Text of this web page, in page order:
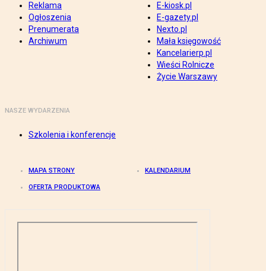
Reklama
Ogłoszenia
Prenumerata
Archiwum
E-kiosk.pl
E-gazety.pl
Nexto.pl
Mała księgowość
Kancelarierp.pl
Wieści Rolnicze
Życie Warszawy
NASZE WYDARZENIA
Szkolenia i konferencje
MAPA STRONY KALENDARIUM
OFERTA PRODUKTOWA